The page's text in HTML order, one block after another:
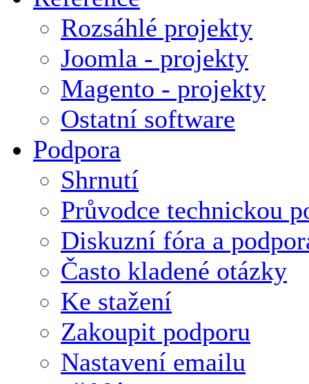
Rozsáhlé projekty
Joomla - projekty
Magento - projekty
Ostatní software
Podpora
Shrnutí
Průvodce technickou
Diskuzní fóra a
Často kladené otázky
Ke stažení
Zakoupit podporu
Nastavení emailu